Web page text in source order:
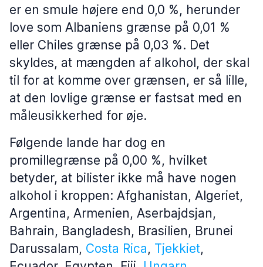
er en smule højere end 0,0 %, herunder
love som Albaniens grænse på 0,01 %
eller Chiles grænse på 0,03 %. Det
skyldes, at mængden af alkohol, der skal
til for at komme over grænsen, er så lille,
at den lovlige grænse er fastsat med en
måleusikkerhed for øje.
Følgende lande har dog en
promillegrænse på 0,00 %, hvilket
betyder, at bilister ikke må have nogen
alkohol i kroppen: Afghanistan, Algeriet,
Argentina, Armenien, Aserbajdsjan,
Bahrain, Bangladesh, Brasilien, Brunei
Darussalam, Costa Rica, Tjekkiet,